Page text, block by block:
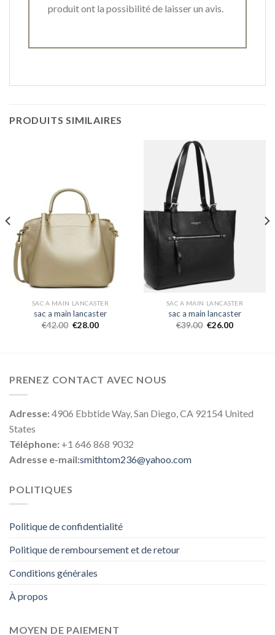
produit ont la possibilité de laisser un avis.
PRODUITS SIMILAIRES
SAC A MAIN LANCASTER
sac a main lancaster
€42.00 €28.00
SAC A MAIN LANCASTER
sac a main lancaster
€39.00 €26.00
PRENEZ CONTACT AVEC NOUS
Adresse:4906 Ebbtide Way, San Diego, CA 92154 United
States
Téléphone: +1 646 868 9032
Adresse e-mail:smithtom236@yahoo.com
POLITIQUES
Politique de confidentialité
Politique de remboursement et de retour
Conditions générales
À propos
MOYEN DE PAIEMENT